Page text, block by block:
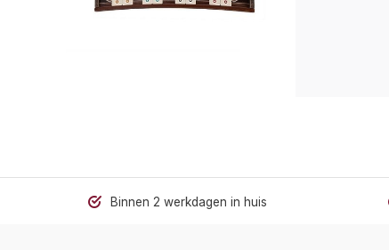
Binnen 2 werkdagen in huis